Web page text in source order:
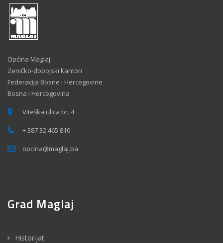
Općina Maglaj
Zeničko-dobojski kanton
Federacija Bosne i Hercegovine
Bosna i Hercegovina
Viteška ulica br. 4
+ 387 32 465 810
opcina@maglaj.ba
Grad Maglaj
Historijat